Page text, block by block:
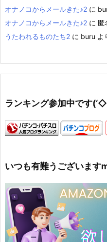
オナノコからメールきた♪2 に
オナノコからメールきた♪2 に 匿
うたわれるものたち2 に buru よ
ランキング参加中です
いつも有難うございます